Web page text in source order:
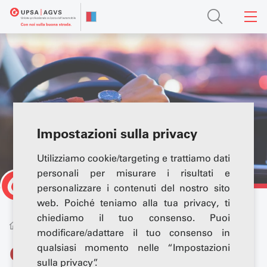
Impostazioni sulla privacy
Utilizziamo cookie/targeting e trattiamo dati
personali per misurare i risultati e
personalizzare i contenuti del nostro sito
web. Poiché teniamo alla tua privacy, ti
chiediamo il tuo consenso. Puoi
modificare/adattare il tuo consenso in
qualsiasi momento nelle “Impostazioni
sulla privacy”.
Gestione dei sinistri: per